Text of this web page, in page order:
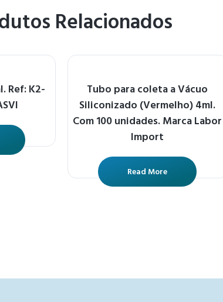
Relacionados
Ref: K2-
Tubo para coleta a Vácuo
Siliconizado (Vermelho) 4ml.
Com 100 unidades. Marca Labor
Import
Read More